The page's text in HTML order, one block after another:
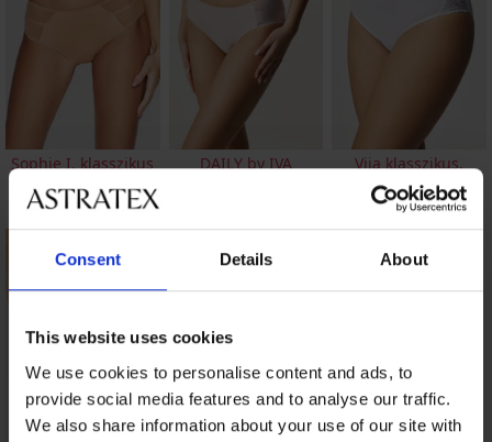
Consent Details About
This website uses cookies
We use cookies to personalise content and ads, to
provide social media features and to analyse our traffic.
We also share information about your use of our site with
Sophie I. klasszikus
10 390 Ft
DAILY by IVA
Vija klasszikus,
magasított női alsó
8 190 Ft